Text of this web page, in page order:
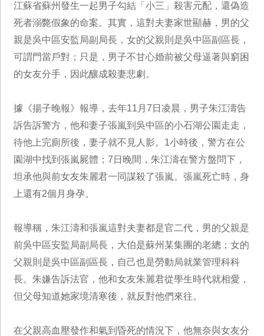
江蘇省蘇州發生一起男子勾結「小三」殺害元配，還偽造
死者溺斃假象的命案。其實，這對夫妻家世顯赫，男的父
親是吳中區安監局副局長，女的父親則是吳中區副區長，
可謂門當戶對；只是，男子不甘心婚前被父母逼著與窮困
的女友分手，因此釀成殺妻悲劇。
據《揚子晚報》報導，去年11月7日凌晨，男子朱江濤告
訴告訴警方，他和妻子張嵐到吳中區的小石湖公園走走，
待他上完廁所後，妻子就不見人影。1小時後，警方在公
園湖中找到張嵐屍體；7日晚間，朱江濤在警方盤問下，
坦承他與前女友朱麗君一同謀殺了張嵐。張嵐死亡時，身
上還有2個月身孕。
報導稱，朱江濤和張嵐這對夫妻都是官二代，男的父親是
前吳中區安監局副局長，大伯是蘇州某集團的老總；女的
父親則是吳中區副區長，自己也是勞動局就業管理科科
長。朱嫌告訴法官，他和女友朱麗君從學生時代就相愛，
但父母知道她家境清寒後，就反對他們來往。
在父親高血壓發作和氣到昏死的情況下，他無奈與女友分